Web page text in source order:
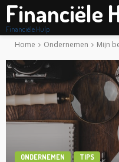
Financiële
Financiële Hulp
Home Ondernemen Mijn
ONDERNEMEN TIPS